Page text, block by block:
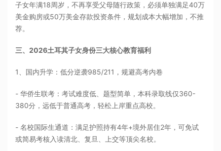
子女年满18周岁，不再享受父母随行政策，必须单独满足40万
美金购房或50万美金存款投资条件，规划成本大幅增加，不推
荐。
三、2026土耳其子女身份三大核心教育福利
1、国内升学：低分逆袭985/211，规避高考内卷
- 华侨生联考：考试难度低、题型简单，本科录取线仅360-
380分，远低于普通高考，轻松上岸重点高校。
- 名校国际生通道：满足护照持有4年+境外居住2年，可免试
或简易考核入读清北、复旦、上交等顶尖名校。